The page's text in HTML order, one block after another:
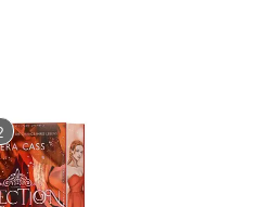
muss, versuchen
das Casting zu stören und
.
Heldin
»Selection«